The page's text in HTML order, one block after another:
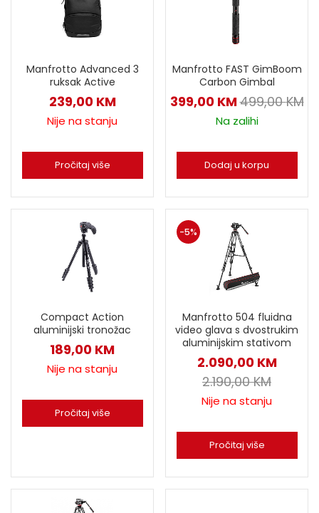
Manfrotto Advanced 3
ruksak Active
239,00 KM
Nije na stanju
Pročitaj više
Manfrotto FAST GimBoom
Carbon Gimbal
399,00 KM499,00KM
Na zalihi
Dodaj u korpu
Compact Action
aluminijski tronožac
189,00 KM
Nije na stanju
Pročitaj više
-5%
Manfrotto 504 fluidna
video glava s dvostrukim
aluminijskim stativom
2.090,00 KM
2.190,00KM
Nije na stanju
Pročitaj više